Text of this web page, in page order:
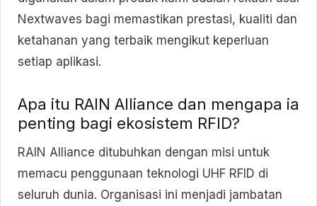
Nextwaves bagi memastikan prestasi, kualiti dan
ketahanan yang terbaik mengikut keperluan
setiap aplikasi.
Apa itu RAIN Alliance dan mengapa ia
penting bagi ekosistem RFID?
RAIN Alliance ditubuhkan dengan misi untuk
memacu penggunaan teknologi UHF RFID di
seluruh dunia. Organisasi ini menjadi jambatan